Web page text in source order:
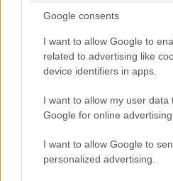
Google consents
I want to allow Google to
related to advertising like
device identifiers in apps.
I want to allow my user data
Google for online
I want to allow Google to
personalized advertising.
ΕΛΛΑΔΑ3 ω. πριν